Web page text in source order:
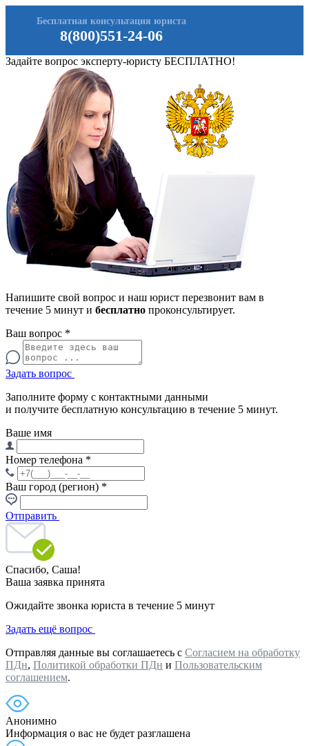
8(800)551-24-06
Бесплатная консультация юриста
Задайте вопрос эксперту-юристу БЕСПЛАТНО!
Напишите свой вопрос и наш юрист перезвонит вам в
течение 5 минут и бесплатно проконсультирует.
Ваш вопрос *
Задать вопрос
Заполните форму с контактными данными
и получите бесплатную консультацию в течение 5 минут.
Ваше имя
Номер телефона *
Ваш город (регион) *
Отправить
Спасибо, Саша!
Ваша заявка принята
Ожидайте звонка юриста в течение 5 минут
Задать ещё вопрос
Отправляя данные вы соглашаетесь с Согласием на обработку
ПДн, Политикой обработки ПДн и Пользовательским
соглашением.
Анонимно
Информация о вас не будет разглашена